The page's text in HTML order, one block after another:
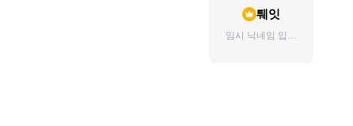
퉤잇
임시 닉네임 입니